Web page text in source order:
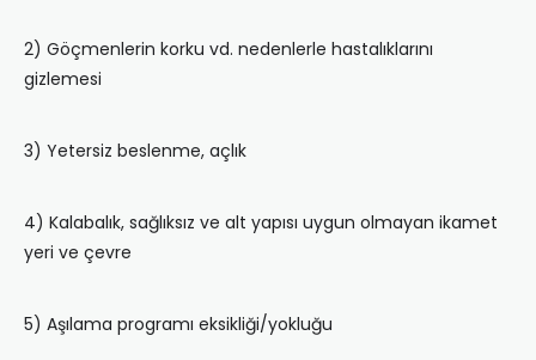
2) Göçmenlerin korku vd. nedenlerle hastalıklarını
gizlemesi
3) Yetersiz beslenme, açlık
4) Kalabalık, sağlıksız ve alt yapısı uygun olmayan ikamet
yeri ve çevre
5) Aşılama programı eksikliği/yokluğu